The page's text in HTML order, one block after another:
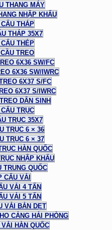
THANG MÁY
NHẬP KHẨU
THÁP
THÁP 35X7
THÉP
TREO
6X36 SW/FC
6X36 SW/IWRC
6X37 S/FC
6X37 S/IWRC
DÂN SINH
TRỤC
TRỤC 35X7
TRỤC 6 × 36
TRỤC 6 × 37
HÀN QUỐC
NHẬP KHẨU
TRUNG QUỐC
CẨU VẢI
VẢI 4 TẤN
VẢI 5 TẤN
VẢI BẢN DẸT
CẢNG HẢI PHÒNG
HÀN QUỐC